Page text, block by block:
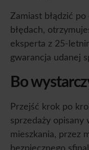
Zamiast błądzić
błędach,
eksperta z 25-
gwarancja udanej
Bo
Przejść krok po
sprzedaży opisany
mieszkania, przez